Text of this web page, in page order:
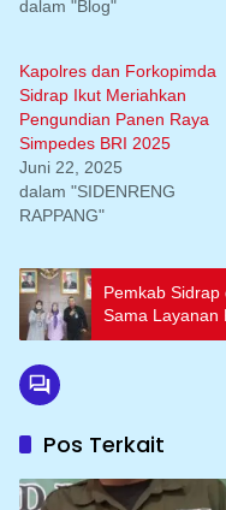
dalam "Blog"
Kapolres dan Forkopimda
Sidrap Ikut Meriahkan
Pengundian Panen Raya
Simpedes BRI 2025
Juni 22, 2025
dalam "SIDENRENG
RAPPANG"
Pemkab Sidrap
Sama Layanan
Pos Terkait